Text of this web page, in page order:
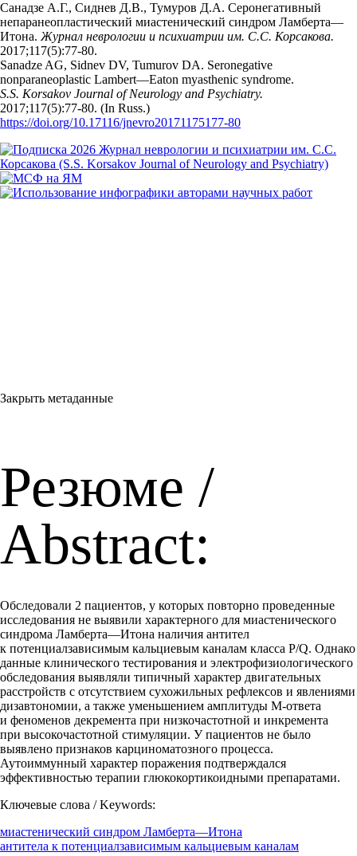
Санадзе А.Г., Сиднев Д.В., Тумуров Д.А. Серонегативный
непаранеопластический миастенический синдром Ламберта—
Итона. Журнал неврологии и психиатрии им. С.С. Корсакова.
2017;117(5):77‑80.
Sanadze AG, Sidnev DV, Tumurov DA. Seronegative
nonparaneoplastic Lambert—Eaton myasthenic syndrome.
S.S. Korsakov Journal of Neurology and Psychiatry.
2017;117(5):77‑80. (In Russ.)
https://doi.org/10.17116/jnevro20171175177-80
Закрыть метаданные
Резюме /
Abstract:
Обследовали 2 пациентов, у которых повторно проведенные
исследования не выявили характерного для миастенического
синдрома Ламберта—Итона наличия антител
к потенциалзависимым кальциевым каналам класса P/Q. Однако
данные клинического тестирования и электрофизиологического
обследования выявляли типичный характер двигательных
расстройств с отсутствием сухожильных рефлексов и явлениями
дизавтономии, а также уменьшением амплитуды М-ответа
и феноменов декремента при низкочастотной и инкремента
при высокочастотной стимуляции. У пациентов не было
выявлено признаков карциноматозного процесса.
Аутоиммунный характер поражения подтверждался
эффективностью терапии глюкокортикоидными препаратами.
Ключевые слова / Keywords:
миастенический синдром Ламберта—Итона
антитела к потенциалзависимым кальциевым каналам